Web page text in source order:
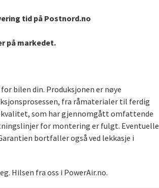
tid på Postnord.no
på markedet.
bilen din. Produksjonen er nøye
fra råmaterialer til ferdig
kvalitet, som har gjennomgått omfattende
for montering er fulgt. Eventuelle
bortfaller også ved lekkasje i
Hilsen fra oss i PowerAir.no.